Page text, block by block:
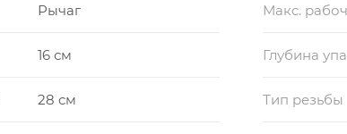
Рычаг Макс.
16 см Глубина
28 см Тип резьбы